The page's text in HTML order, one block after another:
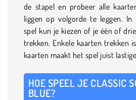
de stapel en probeer alle
liggen op volgorde te leggen. In
spel kun je kiezen of je één of
trekken. Enkele kaarten trekken
kaarten maakt het spel juist
HOE SPEEL JE CLASSIC
BLUE?